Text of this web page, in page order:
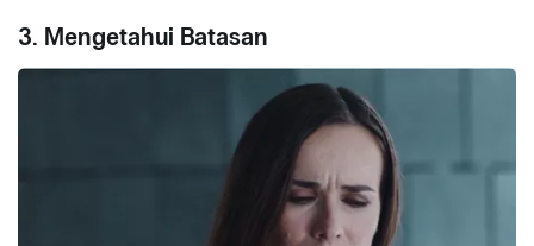
3. Mengetahui Batasan